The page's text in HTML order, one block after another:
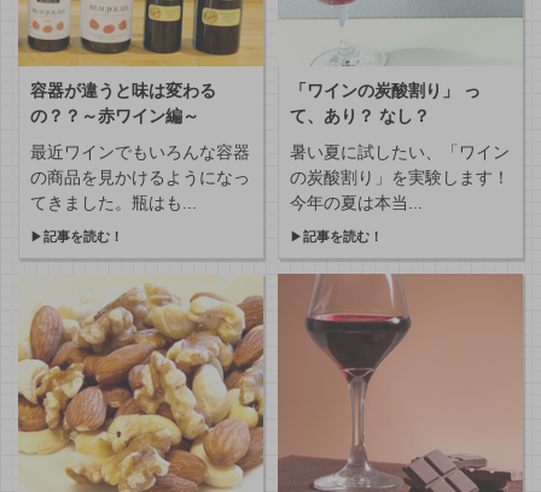
容器が違うと味は変わる
の？？～赤ワイン編～
最近ワインでもいろんな容器
の商品を見かけるようになっ
てきました。瓶はも...
▶記事を読む！
「ワインの炭酸割り」 っ
て、あり？ なし？
暑い夏に試したい、「ワイン
の炭酸割り」を実験します！
今年の夏は本当...
▶記事を読む！